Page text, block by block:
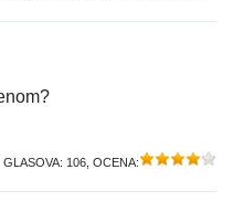
GLASOVA: 106 , OCENA: